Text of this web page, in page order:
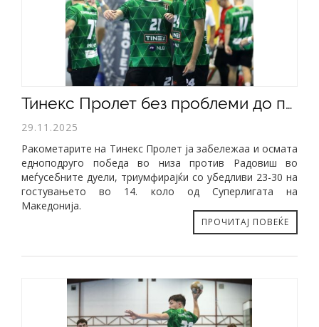
Тинекс Пролет без проблеми до победа на гостувањето во Радовиш (23-30)
29.11.2025
​Ракометарите на Тинекс Пролет ја забележаа и осмата
едноподруго победа во низа против Радовиш во
меѓусебните дуели, триумфирајќи со убедливи 23-30 на
гостувањето во 14. коло од Суперлигата на
Македонија.
ПРОЧИТАЈ ПОВЕЌЕ